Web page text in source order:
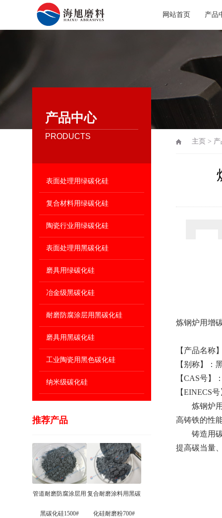
网站首页 产品
产品中心
PRODUCTS
表面处理用绿碳化硅
复合材料用绿碳化硅
陶瓷行业用绿碳化硅
表面处理用黑碳化硅
磨具用绿碳化硅
冶金级黑碳化硅
耐磨防腐涂层用黑碳化硅
磨具用黑碳化硅
工业陶瓷用黑色碳化硅
纳米级碳化硅
推荐产品
管道耐磨防腐涂层用
黑碳化硅1500#
复合耐磨涂料用黑碳
化硅耐磨粉700#
主页 >
炼钢炉用增
【产品名称
【别称】：
【CAS号】
【EINECS
炼钢炉
高铸铁的性
铸造用碳
提高碳当量